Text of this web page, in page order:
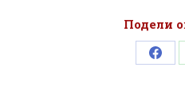
Подели